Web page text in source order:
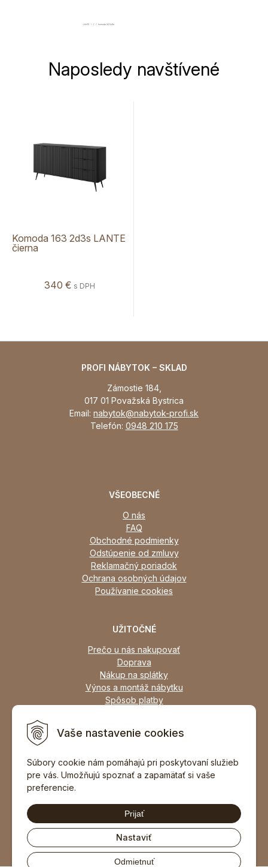
Vaše nastavenie cookies
Súbory cookie nám pomáhajú pri poskytovaní služieb
pre vás. Umožňujú spoznať a zapamätať si vaše
preferencie.
Prijať
Nastaviť
Odmietnuť
Naposledy navštívené
Komoda 163 2d3s LANTE
čierna
340 € s DPH
PROFI NÁBYTOK – SKLAD
Zámostie 184,
017 01 Považská Bystrica
Email: nabytok@nabytok-profi.sk
Telefón: 0948 210 175
VŠEOBECNÉ
O nás
FAQ
Obchodné podmienky
Odstúpenie od zmluvy
Reklamačný poriadok
Ochrana osobných údajov
Používanie cookies
UŽITOČNÉ
Prečo u nás nakupovať
Doprava
Nákup na splátky
Výnos a montáž nábytku
Spôsob platby
Zariadime všetky typy interiérov
DOPORUČIŤ ZNÁMEMU